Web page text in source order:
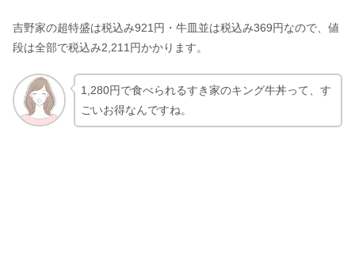
吉野家の超特盛は税込み921円・牛皿並は税込み369円なので、値
段は全部で税込み2,211円かかります。
1,280円で食べられるすき家のキング牛丼って、す
ごいお得なんですね。